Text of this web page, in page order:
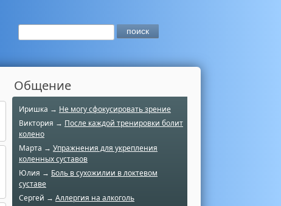
Общение
Иришка → Не могу сфокусировать зрение
Виктория → После каждой тренировки болит
колено
Марта → Упражнения для укрепления
коленных суставов
Юлия → Боль в сухожилии в локтевом
суставе
Сергей → Аллергия на алкоголь